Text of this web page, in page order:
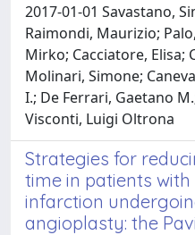
2017-01-01 Savastano,
Raimondi, Maurizio;
Mirko; Cacciatore, Elisa;
Molinari, Simone;
I.; De Ferrari, Gaetano
Visconti, Luigi Oltrona
Strategies for
time in patients
infarction
angioplasty: the